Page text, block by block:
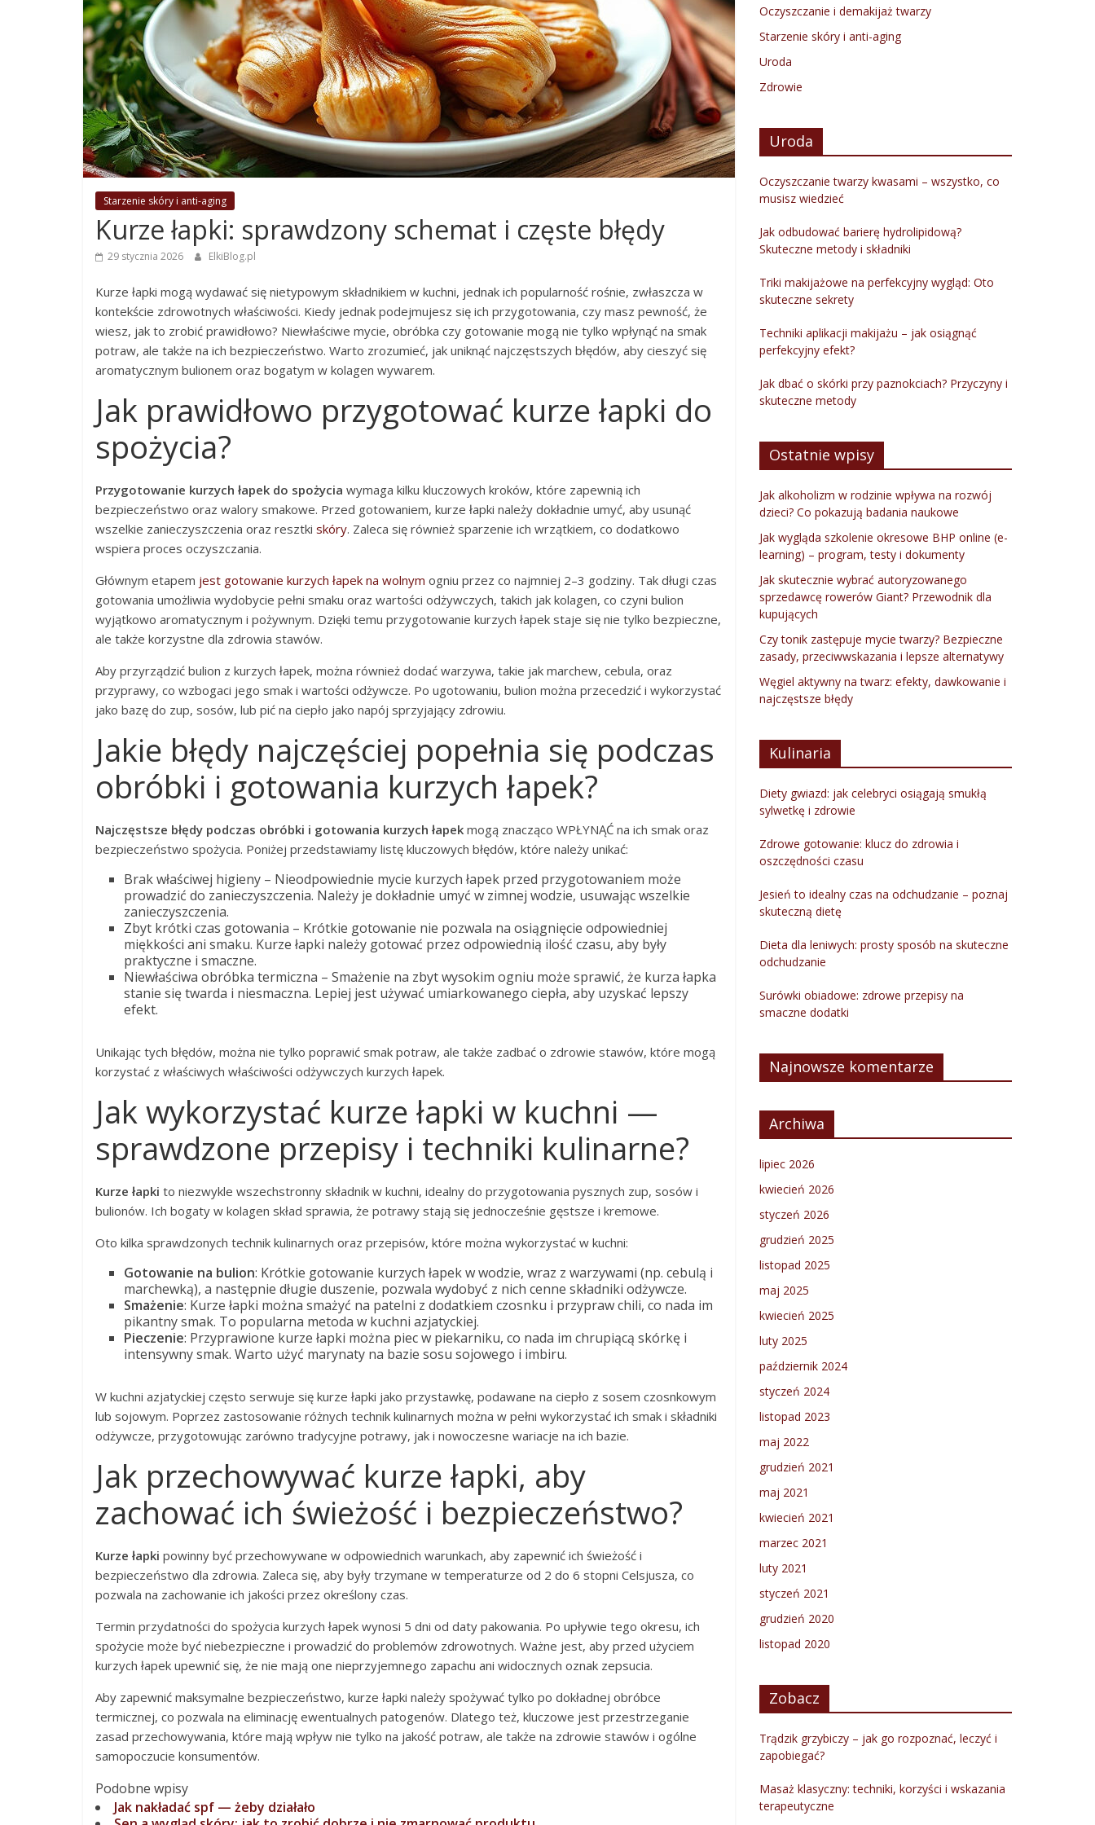
Starzenie skóry i anti-aging
Kurze łapki: sprawdzony schemat i częste błędy
29 stycznia 2026 ElkiBlog.pl
Kurze łapki mogą wydawać się nietypowym składnikiem w kuchni, jednak ich popularność rośnie, zwłaszcza w
kontekście zdrowotnych właściwości. Kiedy jednak podejmujesz się ich przygotowania, czy masz pewność, że
wiesz, jak to zrobić prawidłowo? Niewłaściwe mycie, obróbka czy gotowanie mogą nie tylko wpłynąć na smak
potraw, ale także na ich bezpieczeństwo. Warto zrozumieć, jak uniknąć najczęstszych błędów, aby cieszyć się
aromatycznym bulionem oraz bogatym w kolagen wywarem.
Jak prawidłowo przygotować kurze łapki do
spożycia?
Przygotowanie kurzych łapek do spożycia wymaga kilku kluczowych kroków, które zapewnią ich
bezpieczeństwo oraz walory smakowe. Przed gotowaniem, kurze łapki należy dokładnie umyć, aby usunąć
wszelkie zanieczyszczenia oraz resztki skóry. Zaleca się również sparzenie ich wrzątkiem, co dodatkowo
wspiera proces oczyszczania.
Głównym etapem jest gotowanie kurzych łapek na wolnym ogniu przez co najmniej 2–3 godziny. Tak długi czas
gotowania umożliwia wydobycie pełni smaku oraz wartości odżywczych, takich jak kolagen, co czyni bulion
wyjątkowo aromatycznym i pożywnym. Dzięki temu przygotowanie kurzych łapek staje się nie tylko bezpieczne,
ale także korzystne dla zdrowia stawów.
Aby przyrządzić bulion z kurzych łapek, można również dodać warzywa, takie jak marchew, cebula, oraz
przyprawy, co wzbogaci jego smak i wartości odżywcze. Po ugotowaniu, bulion można przecedzić i wykorzystać
jako bazę do zup, sosów, lub pić na ciepło jako napój sprzyjający zdrowiu.
Jakie błędy najczęściej popełnia się podczas
obróbki i gotowania kurzych łapek?
Najczęstsze błędy podczas obróbki i gotowania kurzych łapek mogą znacząco WPŁYNĄĆ na ich smak oraz
bezpieczeństwo spożycia. Poniżej przedstawiamy listę kluczowych błędów, które należy unikać:
Brak właściwej higieny – Nieodpowiednie mycie kurzych łapek przed przygotowaniem może
prowadzić do zanieczyszczenia. Należy je dokładnie umyć w zimnej wodzie, usuwając wszelkie
zanieczyszczenia.
Zbyt krótki czas gotowania – Krótkie gotowanie nie pozwala na osiągnięcie odpowiedniej
miękkości ani smaku. Kurze łapki należy gotować przez odpowiednią ilość czasu, aby były
praktyczne i smaczne.
Niewłaściwa obróbka termiczna – Smażenie na zbyt wysokim ogniu może sprawić, że kurza łapka
stanie się twarda i niesmaczna. Lepiej jest używać umiarkowanego ciepła, aby uzyskać lepszy
efekt.
Unikając tych błędów, można nie tylko poprawić smak potraw, ale także zadbać o zdrowie stawów, które mogą
korzystać z właściwych właściwości odżywczych kurzych łapek.
Jak wykorzystać kurze łapki w kuchni —
sprawdzone przepisy i techniki kulinarne?
Kurze łapki to niezwykle wszechstronny składnik w kuchni, idealny do przygotowania pysznych zup, sosów i
bulionów. Ich bogaty w kolagen skład sprawia, że potrawy stają się jednocześnie gęstsze i kremowe.
Oto kilka sprawdzonych technik kulinarnych oraz przepisów, które można wykorzystać w kuchni:
Gotowanie na bulion: Krótkie gotowanie kurzych łapek w wodzie, wraz z warzywami (np. cebulą i
marchewką), a następnie długie duszenie, pozwala wydobyć z nich cenne składniki odżywcze.
Smażenie: Kurze łapki można smażyć na patelni z dodatkiem czosnku i przypraw chili, co nada im
pikantny smak. To popularna metoda w kuchni azjatyckiej.
Pieczenie: Przyprawione kurze łapki można piec w piekarniku, co nada im chrupiącą skórkę i
intensywny smak. Warto użyć marynaty na bazie sosu sojowego i imbiru.
W kuchni azjatyckiej często serwuje się kurze łapki jako przystawkę, podawane na ciepło z sosem czosnkowym
lub sojowym. Poprzez zastosowanie różnych technik kulinarnych można w pełni wykorzystać ich smak i składniki
odżywcze, przygotowując zarówno tradycyjne potrawy, jak i nowoczesne wariacje na ich bazie.
Jak przechowywać kurze łapki, aby
zachować ich świeżość i bezpieczeństwo?
Kurze łapki powinny być przechowywane w odpowiednich warunkach, aby zapewnić ich świeżość i
bezpieczeństwo dla zdrowia. Zaleca się, aby były trzymane w temperaturze od 2 do 6 stopni Celsjusza, co
pozwala na zachowanie ich jakości przez określony czas.
Termin przydatności do spożycia kurzych łapek wynosi 5 dni od daty pakowania. Po upływie tego okresu, ich
spożycie może być niebezpieczne i prowadzić do problemów zdrowotnych. Ważne jest, aby przed użyciem
kurzych łapek upewnić się, że nie mają one nieprzyjemnego zapachu ani widocznych oznak zepsucia.
Aby zapewnić maksymalne bezpieczeństwo, kurze łapki należy spożywać tylko po dokładnej obróbce
termicznej, co pozwala na eliminację ewentualnych patogenów. Dlatego też, kluczowe jest przestrzeganie
zasad przechowywania, które mają wpływ nie tylko na jakość potraw, ale także na zdrowie stawów i ogólne
samopoczucie konsumentów.
Podobne wpisy
Jak nakładać spf — żeby działało
Oczyszczanie i demakijaż twarzy
Starzenie skóry i anti-aging
Uroda
Zdrowie
Uroda
Oczyszczanie twarzy kwasami – wszystko, co
musisz wiedzieć
Jak odbudować barierę hydrolipidową?
Skuteczne metody i składniki
Triki makijażowe na perfekcyjny wygląd: Oto
skuteczne sekrety
Techniki aplikacji makijażu – jak osiągnąć
perfekcyjny efekt?
Jak dbać o skórki przy paznokciach? Przyczyny i
skuteczne metody
Ostatnie wpisy
Jak alkoholizm w rodzinie wpływa na rozwój
dzieci? Co pokazują badania naukowe
Jak wygląda szkolenie okresowe BHP online (e-
learning) – program, testy i dokumenty
Jak skutecznie wybrać autoryzowanego
sprzedawcę rowerów Giant? Przewodnik dla
kupujących
Czy tonik zastępuje mycie twarzy? Bezpieczne
zasady, przeciwwskazania i lepsze alternatywy
Węgiel aktywny na twarz: efekty, dawkowanie i
najczęstsze błędy
Kulinaria
Diety gwiazd: jak celebryci osiągają smukłą
sylwetkę i zdrowie
Zdrowe gotowanie: klucz do zdrowia i
oszczędności czasu
Jesień to idealny czas na odchudzanie – poznaj
skuteczną dietę
Dieta dla leniwych: prosty sposób na skuteczne
odchudzanie
Surówki obiadowe: zdrowe przepisy na
smaczne dodatki
Najnowsze komentarze
Archiwa
lipiec 2026
kwiecień 2026
styczeń 2026
grudzień 2025
listopad 2025
maj 2025
kwiecień 2025
luty 2025
październik 2024
styczeń 2024
listopad 2023
maj 2022
grudzień 2021
maj 2021
kwiecień 2021
marzec 2021
luty 2021
styczeń 2021
grudzień 2020
listopad 2020
Zobacz
Trądzik grzybiczy – jak go rozpoznać, leczyć i
zapobiegać?
Masaż klasyczny: techniki, korzyści i wskazania
terapeutyczne